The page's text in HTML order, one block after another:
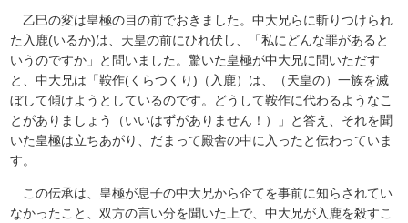
乙巳の変は皇極の目の前でおきました。中大兄らに斬りつけられ
た入鹿(いるか)は、天皇の前にひれ伏し、「私にどんな罪があると
いうのですか」と問いました。驚いた皇極が中大兄に問いただす
と、中大兄は「鞍作(くらつくり)（入鹿）は、（天皇の）一族を滅
ぼして傾けようとしているのです。どうして鞍作に代わるようなこ
とがありましょう（いいはずがありません！）」と答え、それを聞
いた皇極は立ちあがり、だまって殿舎の中に入ったと伝わっていま
す。
この伝承は、皇極が息子の中大兄から企てを事前に知らされてい
なかったこと、双方の言い分を聞いた上で、中大兄が入鹿を殺すこ